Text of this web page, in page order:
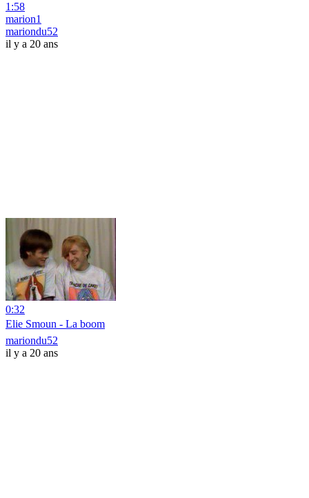
1:58
marion1
mariondu52
il y a 20 ans
0:32
Elie Smoun - La boom
mariondu52
il y a 20 ans